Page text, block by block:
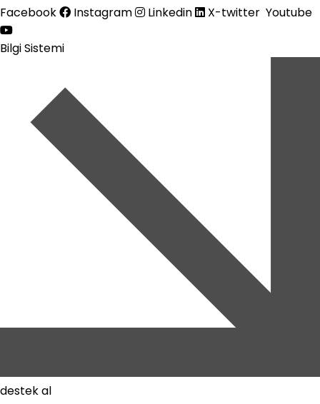
Facebook
Instagram Linkedin X-twitter Youtube
Bilgi Sistemi
destek al